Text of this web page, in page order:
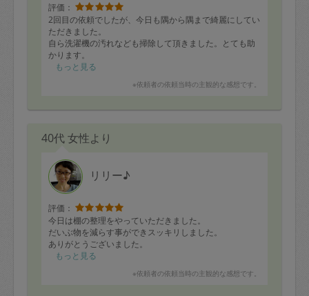
評価：
2回目の依頼でしたが、今日も隅から隅まで綺麗にしてい
ただきました。
自ら洗濯機の汚れなども掃除して頂きました。とても助
かります。
もっと見る
※依頼者の依頼当時の主観的な感想です。
40代 女性より
リリー♪
評価：
今日は棚の整理をやっていただきました。
だいぶ物を減らす事ができスッキリしました。
ありがとうございました。
もっと見る
※依頼者の依頼当時の主観的な感想です。